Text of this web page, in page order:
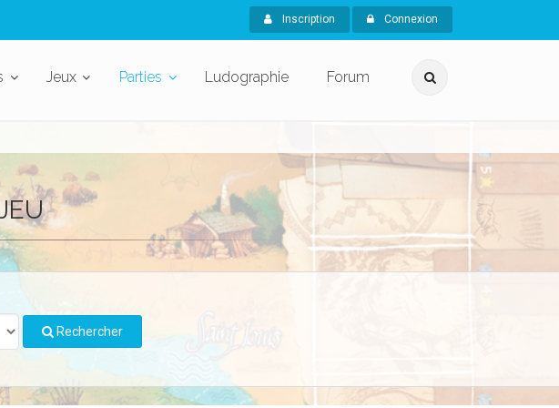
Inscription Connexion
Jeux Parties Ludographie Forum
Rechercher